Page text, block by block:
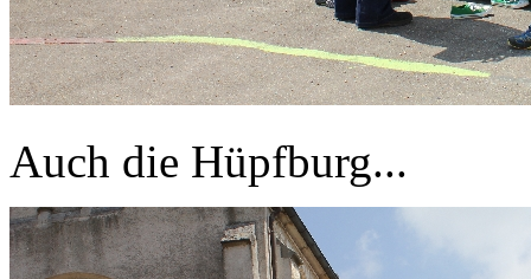
Auch die Hüpfburg...